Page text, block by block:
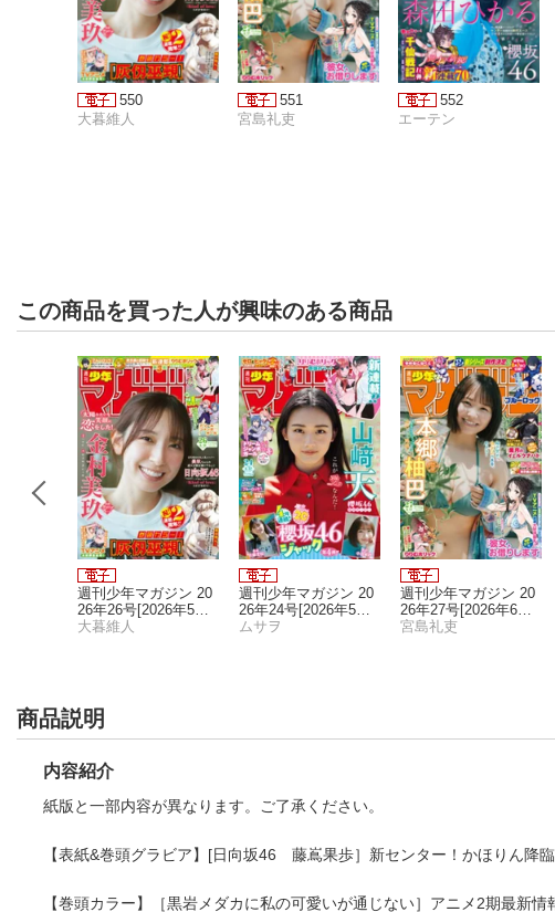
550
大暮維人
551
宮島礼吏
552
エーテン
この商品を買った人が興味のある商品
週刊少年マガジン 20
26年26号[2026年5月2
7日発売]
大暮維人
週刊少年マガジン 20
26年24号[2026年5月1
3日発売]
ムサヲ
週刊少年マガジン 20
26年27号[2026年6月3
日発売]
宮島礼吏
商品説明
内容紹介
紙版と一部内容が異なります。ご了承ください。
【表紙&巻頭グラビア】[日向坂46 藤嶌果歩］新センター！かほりん降
【巻頭カラー】［黒岩メダカに私の可愛いが通じない］アニメ2期最新